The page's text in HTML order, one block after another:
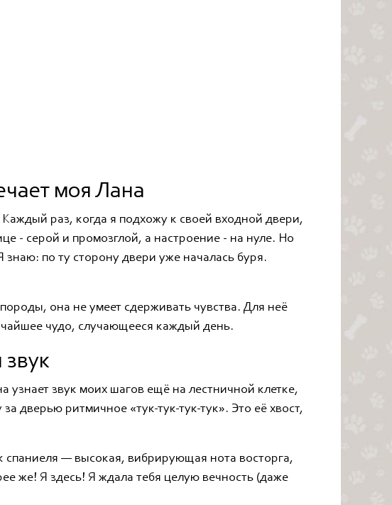
моя Лана
раз, когда я подхожу к своей входной двери,
- серой и промозглой, а настроение - на нуле. Но
знаю: по ту сторону двери уже началась буря.
она не умеет сдерживать чувства. Для неё
чудо, случающееся каждый день.
звук моих шагов ещё на лестничной клетке,
дверью ритмичное «тук-тук-тук-тук». Это её хвост,
спаниеля — высокая, вибрирующая нота восторга,
же! Я здесь! Я ждала тебя целую вечность (даже